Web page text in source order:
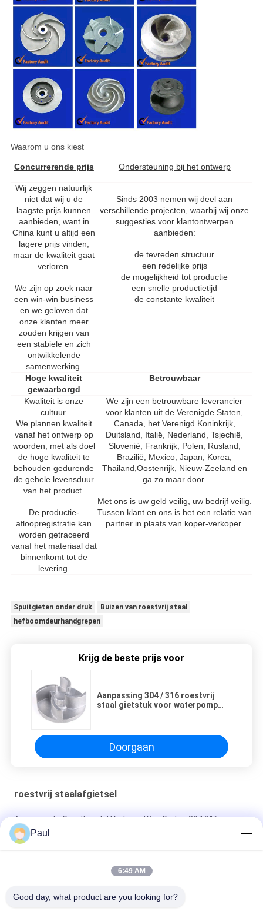
Waarom u ons kiest
Concurrerende prijs Ondersteuning bij het ontwerp
Wij zeggen natuurlijk
niet dat wij u de
laagste prijs kunnen
aanbieden, want in
China kunt u altijd een
lagere prijs vinden,
maar de kwaliteit gaat
verloren.
We zijn op zoek naar
een win-win business
en we geloven dat
onze klanten meer
zouden krijgen van
een stabiele en zich
ontwikkelende
samenwerking.
Sinds 2003 nemen wij deel aan
verschillende projecten, waarbij wij onze
suggesties voor klantontwerpen
aanbieden:
de tevreden structuur
een redelijke prijs
de mogelijkheid tot productie
een snelle productietijd
de constante kwaliteit
Hoge kwaliteit
gewaarborgd
Betrouwbaar
Kwaliteit is onze
cultuur.
We plannen kwaliteit
vanaf het ontwerp op
woorden, met als doel
de hoge kwaliteit te
behouden gedurende
de gehele levensduur
van het product.
De productie-
afloopregistratie kan
worden getraceerd
vanaf het materiaal dat
binnenkomt tot de
levering.
We zijn een betrouwbare leverancier
voor klanten uit de Verenigde Staten,
Canada, het Verenigd Koninkrijk,
Duitsland, Italië, Nederland, Tsjechië,
Slovenië, Frankrijk, Polen, Rusland,
Brazilië, Mexico, Japan, Korea,
Thailand,Oostenrijk, Nieuw-Zeeland en
ga zo maar door.
Met ons is uw geld veilig, uw bedrijf veilig.
Tussen klant en ons is het een relatie van
partner in plaats van koper-verkoper.
Spuitgieten onder druk
Buizen van roestvrij staal
hefboomdeurhandgrepen
Krijg de beste prijs voor
Aanpassing 304 / 316 roestvrij
staal gietstuk voor waterpomp
Doorgaan
roestvrij staalafgietsel
Aangepaste Groothandel Verloren Was Gieten 304 316
Roestvrij Staal Metaal Precisie Gieten Onderdelen
Hoogprecisie-investeringsgieten van roestvrij staal
304 316 Roestvrij staal, met een vermogen van niet meer dan
Paul
6:49 AM
Good day, what product are you looking for?